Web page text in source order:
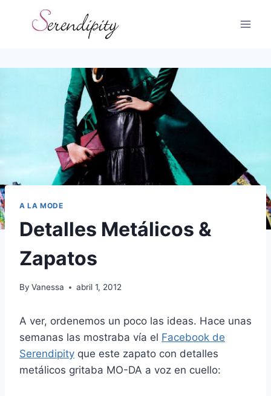
A LA MODE
Detalles Metálicos &
Zapatos
By Vanessa abril 1, 2012
A ver, ordenemos un poco las ideas. Hace unas
semanas las mostraba vía el Facebook de
Serendipity que este zapato con detalles
metálicos gritaba MO-DA a voz en cuello: